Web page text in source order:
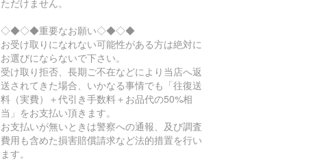
ただけません。
◇◆◇◆重要なお願い◇◆◇◆
お受け取りになれない可能性がある方は絶対に
お選びにならないで下さい。
受け取り拒否、長期ご不在などにより当店へ返
送されてきた場合、いかなる事情でも「往復送
料（実費）＋代引き手数料＋お品代の50%相
当」をお支払い頂きます。
お支払いが無いときは警察への通報、及び調査
費用も含めた損害賠償請求など法的措置を行い
ます。